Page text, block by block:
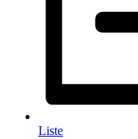
Liste